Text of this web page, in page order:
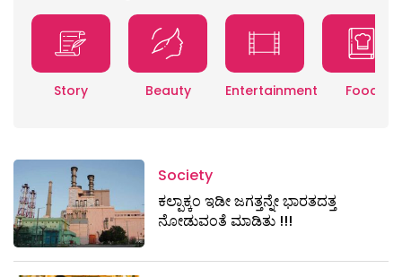
Story Beauty Entertainment Food
Society
ಕಲ್ಪಾಕ್ಕಂ ಇಡೀ ಜಗತ್ತನ್ನೇ ಭಾರತದತ್ತ
ನೋಡುವಂತೆ ಮಾಡಿತು !!!